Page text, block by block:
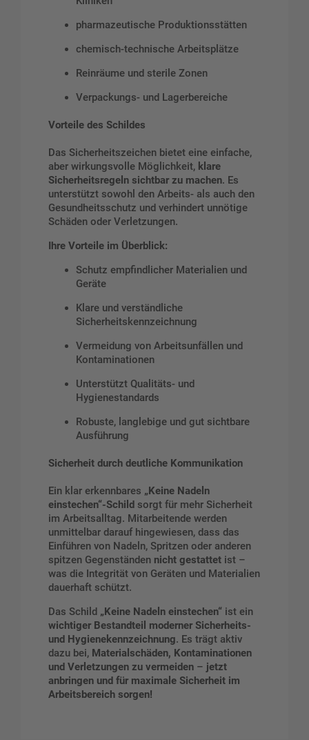
pharmazeutische Produktionsstätten
chemisch-technische Arbeitsplätze
Reinräume und sterile Zonen
Verpackungs- und Lagerbereiche
Vorteile des Schildes
Das Sicherheitszeichen bietet eine einfache,
aber wirkungsvolle Möglichkeit, klare
Sicherheitsregeln sichtbar zu machen. Es
unterstützt sowohl den Arbeits- als auch den
Gesundheitsschutz und verhindert unnötige
Schäden oder Verletzungen.
Ihre Vorteile im Überblick:
Schutz empfindlicher Materialien und
Geräte
Klare und verständliche
Sicherheitskennzeichnung
Vermeidung von Arbeitsunfällen und
Kontaminationen
Unterstützt Qualitäts- und
Hygienestandards
Robuste, langlebige und gut sichtbare
Ausführung
Sicherheit durch deutliche Kommunikation
Ein klar erkennbares „Keine Nadeln
einstechen“-Schild sorgt für mehr Sicherheit
im Arbeitsalltag. Mitarbeitende werden
unmittelbar darauf hingewiesen, dass das
Einführen von Nadeln, Spritzen oder anderen
spitzen Gegenständen nicht gestattet ist –
was die Integrität von Geräten und Materialien
dauerhaft schützt.
Das Schild „Keine Nadeln einstechen“ ist ein
wichtiger Bestandteil moderner Sicherheits-
und Hygienekennzeichnung. Es trägt aktiv
dazu bei, Materialschäden, Kontaminationen
und Verletzungen zu vermeiden – jetzt
anbringen und für maximale Sicherheit im
Arbeitsbereich sorgen!